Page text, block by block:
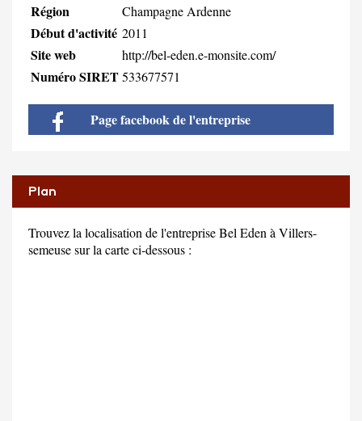
Région Champagne Ardenne
Début d'activité 2011
Site web http://bel-eden.e-monsite.com/
Numéro SIRET533677571
Page facebook de l'entreprise
Plan
Trouvez la localisation de l'entreprise Bel Eden à Villers-
semeuse sur la carte ci-dessous :